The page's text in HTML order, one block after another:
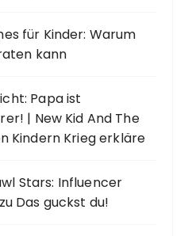
für Kinder: Warum
kann
Papa ist
| New Kid And The
Kindern Krieg erkläre
Stars: Influencer
zu Das guckst du!